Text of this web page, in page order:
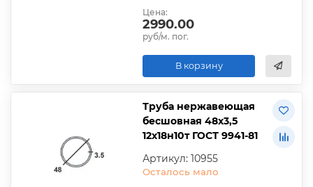
Цена:
2990.00
руб/м. пог.
В корзину
Труба нержавеющая
бесшовная 48х3,5
12х18н10т ГОСТ 9941-81
Артикул: 10955
Осталось мало